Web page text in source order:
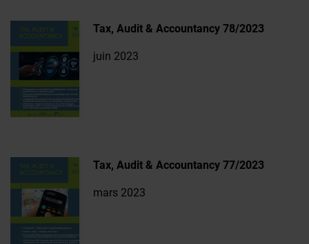
Tax, Audit & Accountancy 78/2023
juin 2023
Tax, Audit & Accountancy 77/2023
mars 2023